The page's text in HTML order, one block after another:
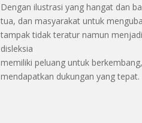
Dengan ilustrasi yang hangat dan
tua, dan masyarakat untuk
tampak tidak teratur namun
disleksia
memiliki peluang untuk
mendapatkan dukungan yang tepat.